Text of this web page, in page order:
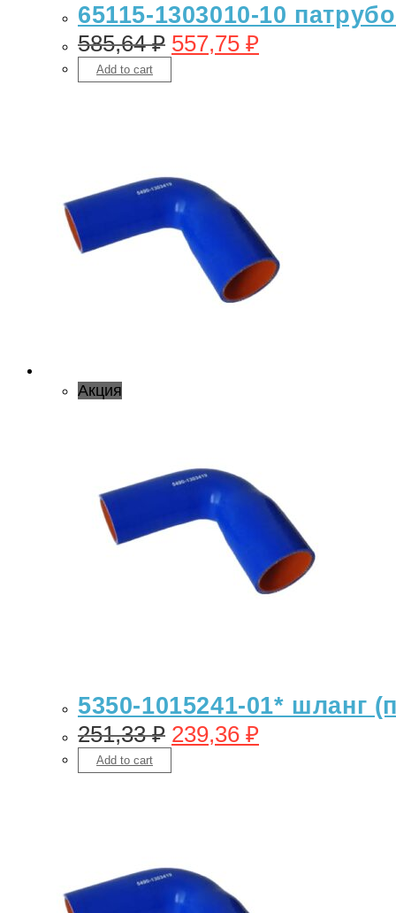
65115-1303010-10
585,64₽ 557,75 ₽
Add to cart
Акция
5350-1015241-01* шланг
251,33₽ 239,36 ₽
Add to cart